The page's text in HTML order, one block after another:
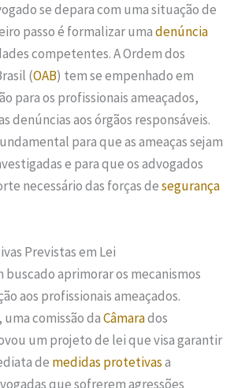
se depara com uma situação de
passo é formalizar umadenúncia
competentes. A Ordem dos
(OAB) tem se empenhado em
para os profissionais ameaçados,
denúncias aos órgãos responsáveis.
para que as ameaças sejam
e para que os advogados
necessário das forças desegurança
Previstas em Lei
buscado aprimorar os mecanismos
aos profissionais ameaçados.
comissão daCâmarados
um projeto de lei que visa garantir
de medidas protetivasa
que sofrerem agressões